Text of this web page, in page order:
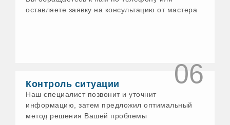
Еманжелинск
Ессентуки
Звенигород
Зеленодольск
Златоуст
Зуевка
Ивантеевка
оставляете заявку на консультацию от мастера
06
Контроль ситуации
Наш специалист позвонит и уточнит
информацию, затем предложил оптимальный
метод решения Вашей проблемы